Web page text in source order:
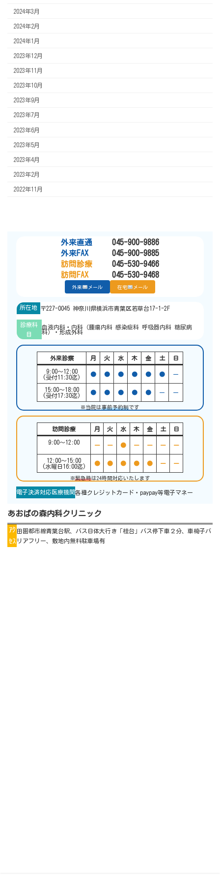
2024年3月
2024年2月
2024年1月
2023年12月
2023年11月
2023年10月
2023年9月
2023年7月
2023年6月
2023年5月
2023年4月
2023年2月
2022年11月
外来直通 045-900-9886
外来FAX
045-900-9885
訪問診療 045-530-9466
訪問FAX
045-530-9468
外来 メール 在宅 メール
所在地 〒227-0045 神奈川県横浜市青葉区若草台17-1-2F
診療科
目
血液内科・内科（腫瘍内科 感染症科 呼吸器内科 糖尿病
科）・形成外科
外来診察 月 火 水 木 金 土 日
9:00〜12:00
(受付11:30迄)
● ● ● ● ● ● ー
15:00〜18:00
(受付17:30迄)
● ● ● ● ● ー ー
※当院は 事前予約制です
訪問診療 月 火 水 木 金 土 日
9:00〜12:00 ー ー ● ー ー ー ー
12:00〜15:00
(水曜日16:00迄)
● ● ● ● ● ー ー
※緊急時は24時間対応いたします
電子決済対応医療機関各種クレジットカード・paypay等電子マネー
あおばの森内科クリニック
ｱｸ
ｾｽ
田園都市線青葉台駅、バス日体大行き「桂台」バス停下車２分、車椅子バ
リアフリー、敷地内無料駐車場有